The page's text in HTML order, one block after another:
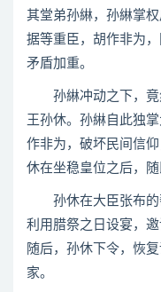
其堂弟孙綝，孙綝掌
据等重臣，胡作非为
矛盾加重。
孙綝冲动之下，竟
王孙休。孙綝自此独
作非为，破坏民间信
休在坐稳皇位之后，
孙休在大臣张布的
利用腊祭之日设宴，
随后，孙休下令，恢
家。